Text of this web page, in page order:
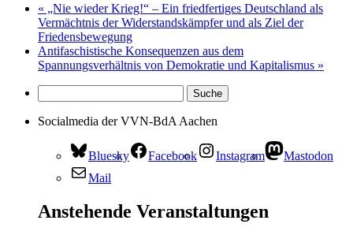
« „Nie wieder Krieg!“ – Ein friedfertiges Deutschland als
Vermächtnis der Widerstandskämpfer und als Ziel der
Friedensbewegung
Antifaschistische Konsequenzen aus dem
Spannungsverhältnis von Demokratie und Kapitalismus »
Socialmedia der VVN-BdA Aachen
Bluesky Facebook Instagram
Mastodon
Mail
Anstehende Veranstaltungen